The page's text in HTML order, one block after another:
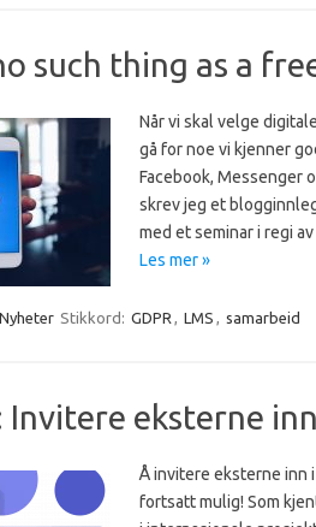
such thing as a
Når vi skal velge
gå for noe vi kjenner
Facebook, Messenger
skrev jeg et
med et seminar i regi
Les mer »
Nyheter Stikkord: GDPR , LMS , samarbeid
eksterne
Å invitere eksterne inn
fortsatt mulig! Som